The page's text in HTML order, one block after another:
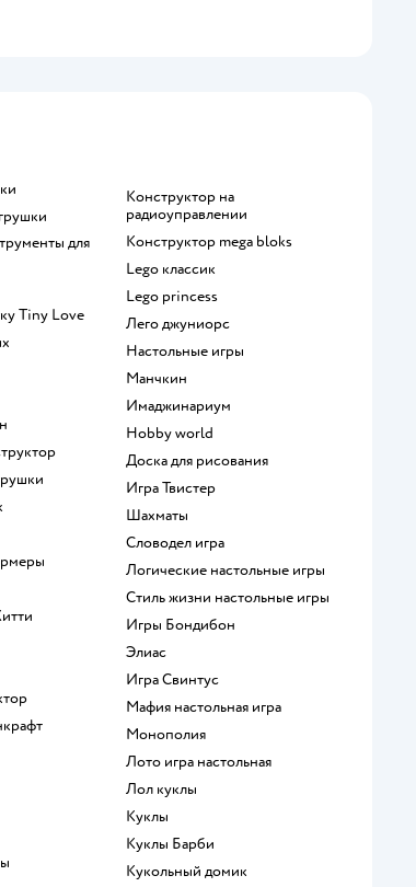
Tiny Love
Конструктор на
радиоуправлении
Конструктор mega bloks
Lego классик
Lego princess
Лего джуниорс
Настольные игры
Манчкин
Имаджинариум
Hobby world
Доска для рисования
Игра Твистер
Шахматы
Словодел игра
Логические настольные игры
Стиль жизни настольные игры
Игры Бондибон
Элиас
Игра Свинтус
Мафия настольная игра
Монополия
Лото игра настольная
Лол куклы
Куклы
Куклы Барби
Кукольный домик